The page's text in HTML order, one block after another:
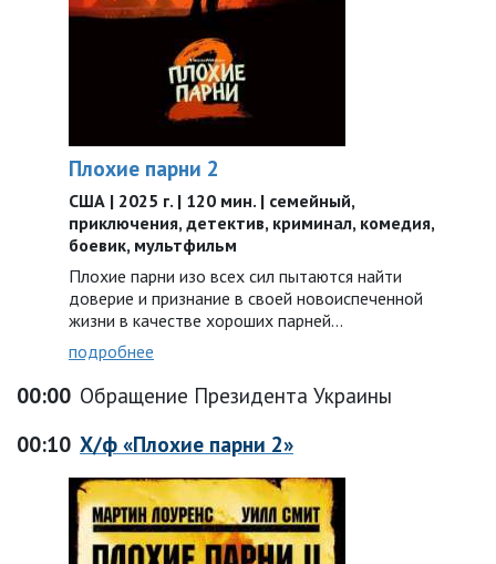
Плохие парни 2
США | 2025 г. | 120 мин. | семейный,
приключения, детектив, криминал, комедия,
боевик, мультфильм
Плохие парни изо всех сил пытаются найти
доверие и признание в своей новоиспеченной
жизни в качестве хороших парней…
подробнее
00:00 Обращение Президента Украины
00:10 Х/ф «Плохие парни 2»